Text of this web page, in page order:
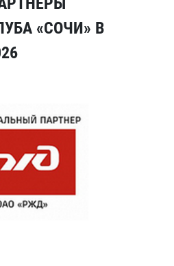
«СОЧИ» В